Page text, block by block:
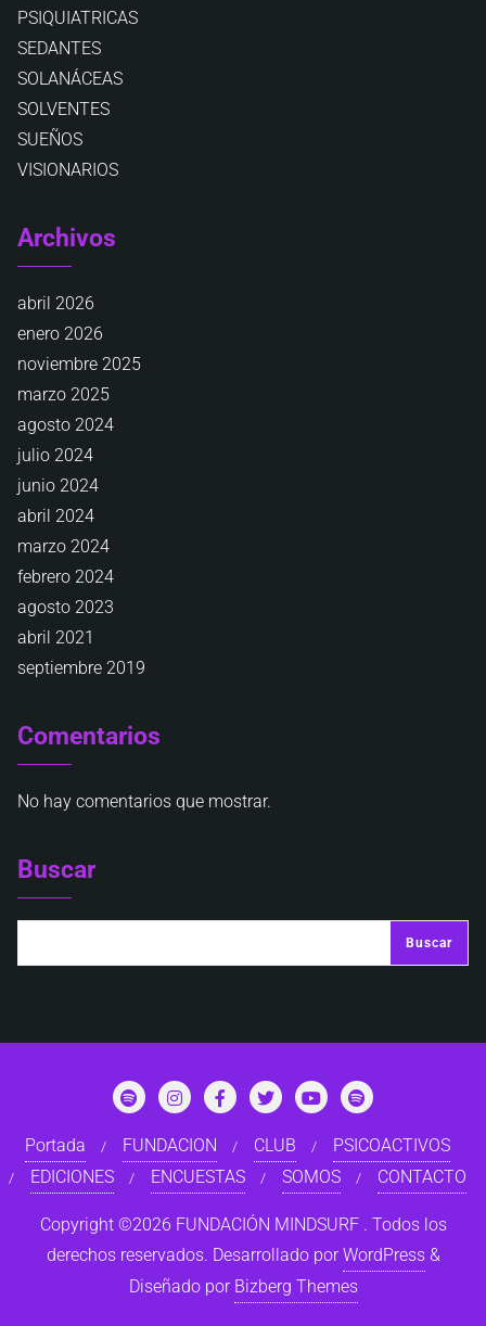
PSIQUIATRICAS
SEDANTES
SOLANÁCEAS
SOLVENTES
SUEÑOS
VISIONARIOS
Archivos
abril 2026
enero 2026
noviembre 2025
marzo 2025
agosto 2024
julio 2024
junio 2024
abril 2024
marzo 2024
febrero 2024
agosto 2023
abril 2021
septiembre 2019
Comentarios
No hay comentarios que mostrar.
Buscar
Buscar
Portada FUNDACION CLUB
PSICOACTIVOS
EDICIONES
ENCUESTAS SOMOS CONTACTO
Copyright ©2026 FUNDACIÓN MINDSURF . Todos los
derechos reservados. Desarrollado porWordPress &
Diseñado por Bizberg Themes